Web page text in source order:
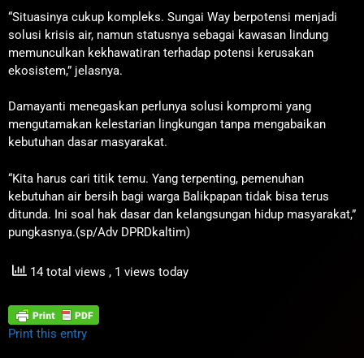
“Situasinya cukup kompleks. Sungai Way berpotensi menjadi
solusi krisis air, namun statusnya sebagai kawasan lindung
memunculkan kekhawatiran terhadap potensi kerusakan
ekosistem,” jelasnya.
Damayanti menegaskan perlunya solusi kompromi yang
mengutamakan kelestarian lingkungan tanpa mengabaikan
kebutuhan dasar masyarakat.
“Kita harus cari titik temu. Yang terpenting, pemenuhan
kebutuhan air bersih bagi warga Balikpapan tidak bisa terus
ditunda. Ini soal hak dasar dan kelangsungan hidup masyarakat,”
pungkasnya.(sp/Adv DPRDkaltim)
14 total views , 1 views today
Print this entry